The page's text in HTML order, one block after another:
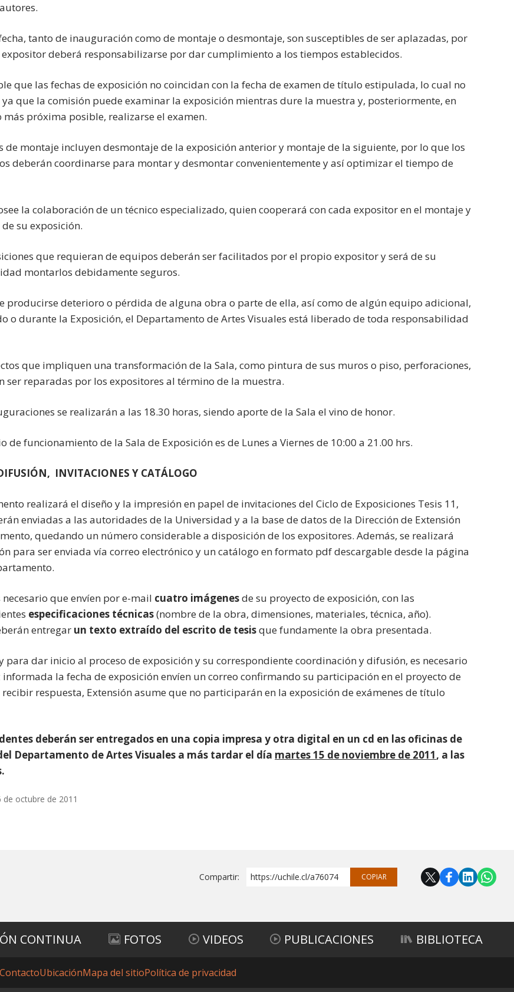
tanto de inauguración como de montaje o desmontaje, son susceptibles de ser aplazadas, por
deberá responsabilizarse por dar cumplimiento a los tiempos establecidos.
que las fechas de exposición no coincidan con la fecha de examen de título estipulada, lo cual no
ya que la comisión puede examinar la exposición mientras dure la muestra y, posteriormente, en
más próxima posible, realizarse el examen.
de montaje incluyen desmontaje de la exposición anterior y montaje de la siguiente, por lo que los
deberán coordinarse para montar y desmontar convenientemente y así optimizar el tiempo de
la colaboración de un técnico especializado, quien cooperará con cada expositor en el montaje y
su exposición.
que requieran de equipos deberán ser facilitados por el propio expositor y será de su
montarlos debidamente seguros.
producirse deterioro o pérdida de alguna obra o parte de ella, así como de algún equipo adicional,
o durante la Exposición, el Departamento de Artes Visuales está liberado de toda responsabilidad
que impliquen una transformación de la Sala, como pintura de sus muros o piso, perforaciones,
ser reparadas por los expositores al término de la muestra.
se realizarán a las 18.30 horas, siendo aporte de la Sala el vino de honor.
de funcionamiento de la Sala de Exposición es de Lunes a Viernes de 10:00 a 21.00 hrs.
INVITACIONES Y CATÁLOGO
realizará el diseño y la impresión en papel de invitaciones del Ciclo de Exposiciones Tesis 11,
enviadas a las autoridades de la Universidad y a la base de datos de la Dirección de Extensión
quedando un número considerable a disposición de los expositores. Además, se realizará
para ser enviada vía correo electrónico y un catálogo en formato pdf descargable desde la página
necesario que envíen por e-mail cuatro imágenesde su proyecto de exposición, con las
especificaciones técnicas(nombre de la obra, dimensiones, materiales, técnica, año).
entregar un texto extraído del escrito de tesisque fundamente la obra presentada.
para dar inicio al proceso de exposición y su correspondiente coordinación y difusión, es necesario
informada la fecha de exposición envíen un correo confirmando su participación en el proyecto de
recibir respuesta, Extensión asume que no participarán en la exposición de exámenes de título
deberán ser entregados en una copia impresa y otra digital en un cd en las oficinas de
Departamento de Artes Visuales a más tardar el día martes 15 de noviembre de 2011, a las
octubre de 2011
Compartir: https://uchile.cl/a76074 COPIAR
CONTINUA FOTOS VIDEOS PUBLICACIONES BIBLIOTECA
ContactoUbicaciónMapa del sitioPolítica de privacidad